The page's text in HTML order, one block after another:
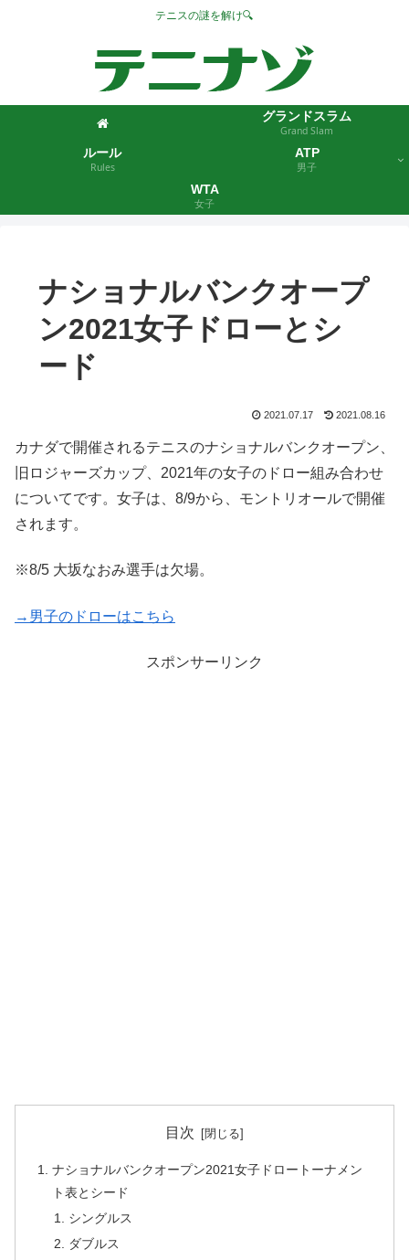
テニスの謎を解け🔍
グランドスラム
Grand Slam
ルール
Rules
ATP
男子
WTA
女子
ナショナルバンクオープ
ン2021女子ドローとシ
ード
2021.07.17 2021.08.16
カナダで開催されるテニスのナショナルバンクオープン、
旧ロジャーズカップ、2021年の女子のドロー組み合わせ
についてです。女子は、8/9から、モントリオールで開催
されます。
※8/5 大坂なおみ選手は欠場。
→男子のドローはこちら
スポンサーリンク
目次
ナショナルバンクオープン2021女子ドロートーナメン
ト表とシード
シングルス
ダブルス